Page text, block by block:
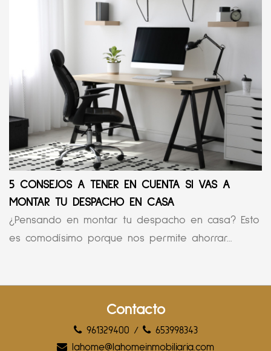
5 CONSEJOS A TENER EN CUENTA SI VAS A
MONTAR TU DESPACHO EN CASA
¿Pensando en montar tu despacho en casa? Esto
es comodísimo porque nos permite ahorrar...
Contacto
961329400 /
653998343
lahome@lahomeinmobiliaria.com